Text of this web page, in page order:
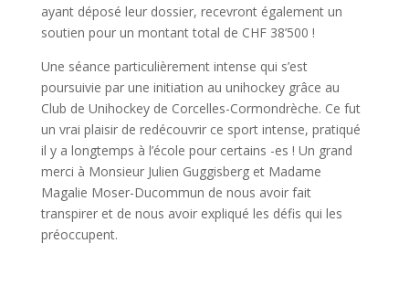
ayant déposé leur dossier, recevront également un
soutien pour un montant total de CHF 38’500 !
Une séance particulièrement intense qui s’est
poursuivie par une initiation au unihockey grâce au
Club de Unihockey de Corcelles-Cormondrèche. Ce fut
un vrai plaisir de redécouvrir ce sport intense, pratiqué
il y a longtemps à l’école pour certains -es ! Un grand
merci à Monsieur Julien Guggisberg et Madame
Magalie Moser-Ducommun de nous avoir fait
transpirer et de nous avoir expliqué les défis qui les
préoccupent.